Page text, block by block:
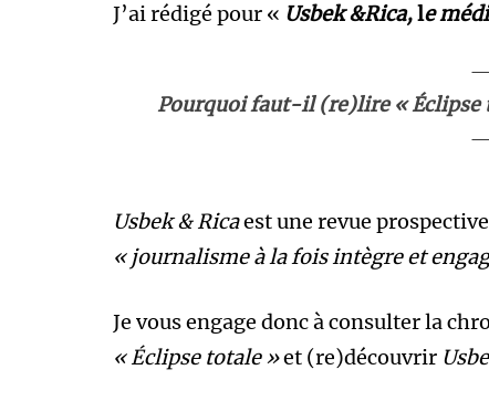
J’ai rédigé pour « Usbek &Rica,le
Pourquoi faut-il (re)lire « Éclipse
Usbek & Ricaest une revue
« journalisme à la fois intègre et
Je vous engage donc à consulter la
« Éclipse totale »et (re)découvrir